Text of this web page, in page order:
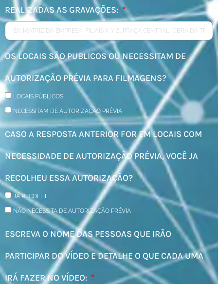
REALIZADAS AS GRAVAÇÕES:
OS LOCAIS SÃO PUBLICOS OU NECESSITAM DE
AUTORIZAÇÃO PRÉVIA PARA FILMAGENS?
LOCAIS PÚBLICOS
NECESSITAM DE AUTORIZAÇÃO PRÉVIA
CASO A RESPOSTA ANTERIOR FOR EM LOCAIS COM
NECESSIDADE DE AUTORIZAÇÃO PRÉVIA, VOCÊ JA
RECOLHEU ESSA AUTORIZAÇÃO?
JÁ RECOLHI
NÃO NECESSITA DE AUTORIZAÇÃO PRÉVIA
ESCREVA O NOME DAS PESSOAS QUE IRÃO
PARTICIPAR DO VÍDEO E DETALHE O QUE CADA UMA
IRÁ FAZER NO VÍDEO: